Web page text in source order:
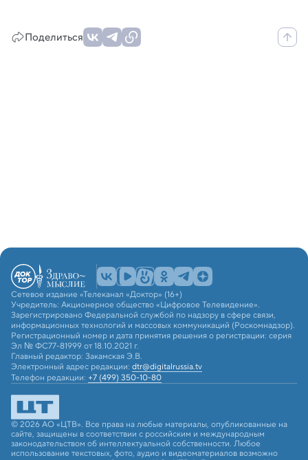
Поделиться
Сетевое издание «Телеканал «Доктор» (16+)
Учредитель: Акционерное общество «Цифровое Телевидение».
Зарегистрировано Федеральной службой по надзору в сфере связи,
информационных технологий и массовых коммуникаций (Роскомнадзор).
Регистрационный номер и дата принятия решения о регистрации: серия
Эл № ФС77-81999 от 18.10.2021 г.
Главный редактор: Закамская Э.В.
Электронный адрес редакции: dtr@digitalrussia.tv
Телефон редакции: +7 (499) 350-10-80
© 2026 АО «ЦТВ». Все права на любые материалы, опубликованные на
сайте, защищены в соответствии с российским и международным
законодательством об интеллектуальной собственности. Любое
использование текстовых, фото, аудио и видеоматериалов возможно